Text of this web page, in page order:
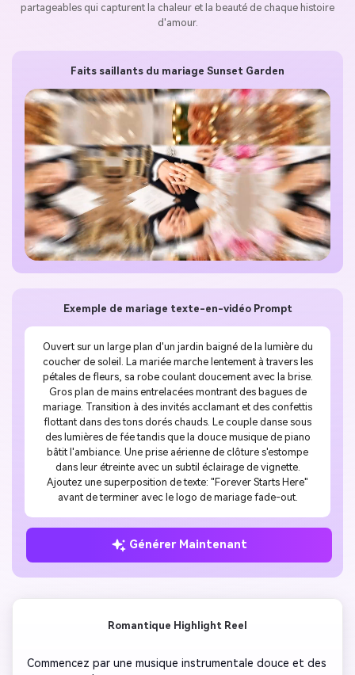
partageables qui capturent la chaleur et la beauté de chaque histoire
d'amour.
Exemple de mariage texte-en-vidéo Prompt
Ouvert sur un large plan d'un jardin baigné de la lumière du
coucher de soleil. La mariée marche lentement à travers les
pétales de fleurs, sa robe coulant doucement avec la brise.
Gros plan de mains entrelacées montrant des bagues de
mariage. Transition à des invités acclamant et des confettis
flottant dans des tons dorés chauds. Le couple danse sous
des lumières de fée tandis que la douce musique de piano
bâtit l'ambiance. Une prise aérienne de clôture s'estompe
dans leur étreinte avec un subtil éclairage de vignette.
Ajoutez une superposition de texte: "Forever Starts Here"
avant de terminer avec le logo de mariage fade-out.
Générer Maintenant
Faits saillants du mariage Sunset Garden
Romantique Highlight Reel
Commencez par une musique instrumentale douce et des